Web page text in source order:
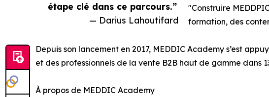
étape clé dans ce parcours.”
— Darius Lahoutifard
"Construire
formation, des
Depuis son lancement en 2017, MEDDIC Academy s’est
et des professionnels de la vente B2B haut de gamme dans
À propos de MEDDIC Academy